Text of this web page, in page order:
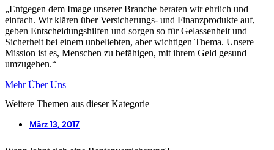
„Entgegen dem Image unserer Branche beraten wir ehrlich und
einfach. Wir klären über Versicherungs- und Finanzprodukte auf,
geben Entscheidungshilfen und sorgen so für Gelassenheit und
Sicherheit bei einem unbeliebten, aber wichtigen Thema. Unsere
Mission ist es, Menschen zu befähigen, mit ihrem Geld gesund
umzugehen.“
Mehr Über Uns
Weitere Themen aus dieser Kategorie
März 13, 2017